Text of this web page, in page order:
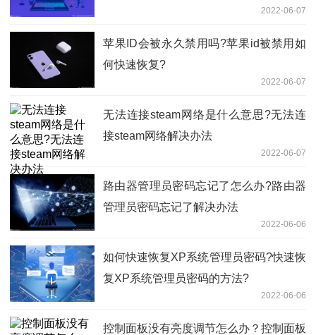
2022-06-07
苹果ID会被永久禁用吗?苹果id被禁用如
何快速恢复?
2022-06-07
无法连接steam网络是什么意思?无法连
接steam网络解决办法
2022-06-07
路由器管理员密码忘记了怎么办?路由器
管理员密码忘记了解决办法
2022-06-06
如何快速恢复XP系统管理员密码?快速恢
复XP系统管理员密码的方法?
2022-06-06
控制面板没有亮度调节怎么办？控制面板